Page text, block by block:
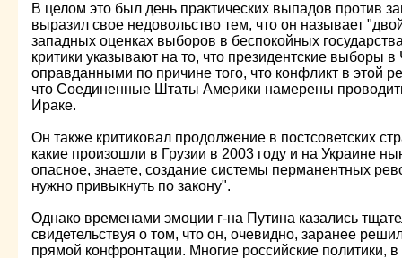
В целом это был день практических выпадов против
выразил свое недовольство тем, что он называет
западных оценках выборов в беспокойных
критики указывают на то, что президентские выборы
оправданными по причине того, что конфликт в этой
что Соединенные Штаты Америки намерены
Ираке.
Он также критиковал продолжение в постсоветских
какие произошли в Грузии в 2003 году и на Украине
опасное, знаете, создание системы перманентных
нужно привыкнуть по закону".
Однако временами эмоции г-на Путина казались
свидетельствуя о том, что он, очевидно, заранее
прямой конфронтации. Многие российские политики, в